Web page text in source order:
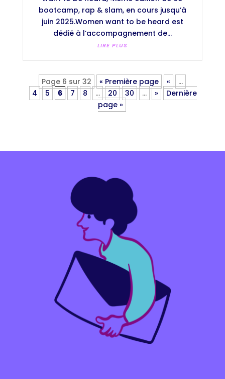
bootcamp, rap & slam, en cours jusqu’à
juin 2025.Women want to be heard est
dédié à l’accompagnement de...
LIRE PLUS
Page 6 sur 32 « Première page «
…
4
5 6 7 8 … 20 30 … »
Dernière
page »